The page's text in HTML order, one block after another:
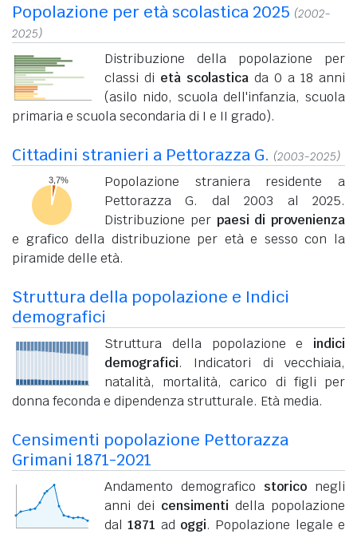
Popolazione per età scolastica 2025 (2002-
2025)
Distribuzione della popolazione per
classi di età scolastica da 0 a 18 anni
(asilo nido, scuola dell'infanzia, scuola
primaria e scuola secondaria di I e II grado).
Cittadini stranieri a Pettorazza G. (2003-2025)
Popolazione straniera residente a
Pettorazza G. dal 2003 al 2025.
Distribuzione per paesi di provenienza
e grafico della distribuzione per età e sesso con la
piramide delle età.
Struttura della popolazione e Indici
demografici
Struttura della popolazione e indici
demografici. Indicatori di vecchiaia,
natalità, mortalità, carico di figli per
donna feconda e dipendenza strutturale. Età media.
Censimenti popolazione Pettorazza
Grimani 1871-2021
Andamento demografico storico negli
anni dei censimenti della popolazione
dal1871 ad oggi. Popolazione legale e